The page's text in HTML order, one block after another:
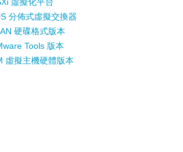
分佈式虛擬交換器
硬碟格式版本
Tools 版本
虛擬主機硬體版本